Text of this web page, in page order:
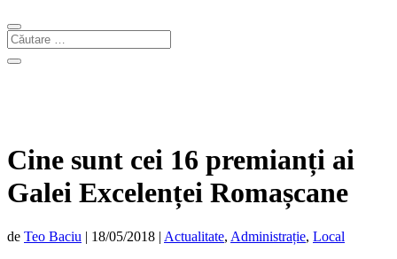
Cine sunt cei 16 premianți ai
Galei Excelenței Romașcane
de Teo Baciu | 18/05/2018 | Actualitate, Administrație, Local